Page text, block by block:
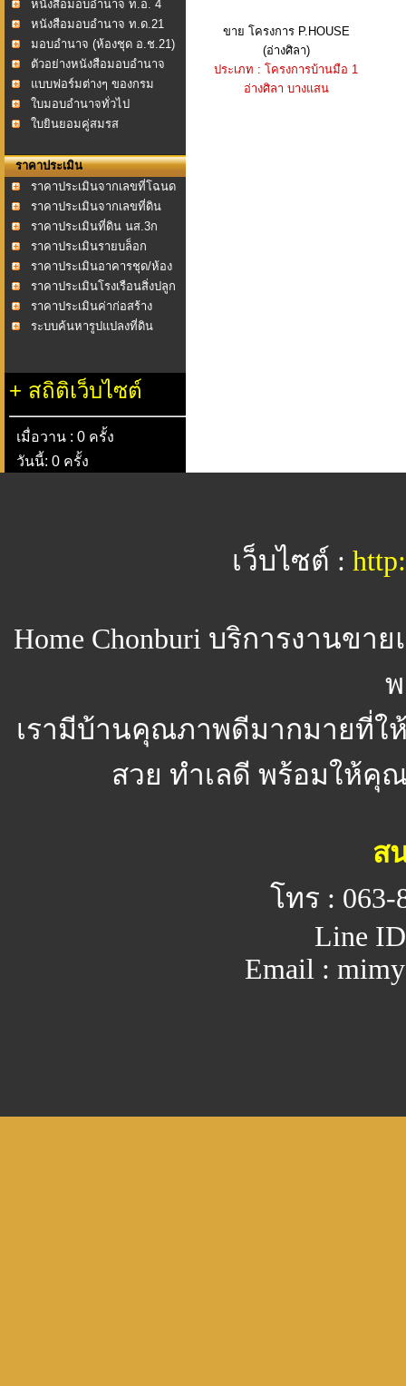
หนังสือมอบอำนาจ ท.อ. 4
หนังสือมอบอำนาจ ท.ด.21
มอบอำนาจ (ห้องชุด อ.ช.21)
ตัวอย่างหนังสือมอบอำนาจ
แบบฟอร์มต่างๆ ของกรม
ที่ดิน
ใบมอบอำนาจทั่วไป
ใบยินยอมคู่สมรส
ราคาประเมิน
ราคาประเมินจากเลขที่โฉนด
ราคาประเมินจากเลขที่ดิน
ราคาประเมินที่ดิน นส.3ก
ราคาประเมินรายบล็อก
ราคาประเมินอาคารชุด/ห้อง
ชุด
ราคาประเมินโรงเรือนสิ่งปลูก
สร้าง ราคาประเมินค่าก่อสร้าง
อาคาร พ.ศ.2558
ระบบค้นหารูปแปลงที่ดิน
+ สถิติเว็บไซต์
เมื่อวาน : 0 ครั้ง
วันนี้: 0 ครั้ง
ขาย โครงการ P.HOUSE
(อ่างศิลา)
ประเภท : โครงการบ้านมือ 1
อ่างศิลา บางแสน
เว็บไซต์ :
Home Chonburi บริการงานขา
เรามีบ้านคุณภาพดีมากมายที่ใ
สวย ทำเลดี พร้อมให้คุ
ส
โทร :
Line
Email :